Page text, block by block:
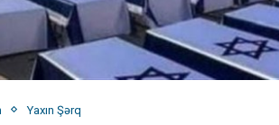
Yaxın Şərq